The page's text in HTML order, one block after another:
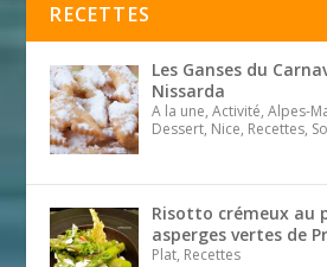
RECETTES
Les Ganses du
Nissarda
A la une, Activité, Alpes-
Dessert, Nice, Recettes,
Risotto crémeux au
asperges vertes de
Plat, Recettes